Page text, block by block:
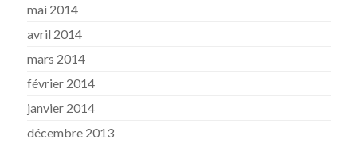
mai 2014
avril 2014
mars 2014
février 2014
janvier 2014
décembre 2013